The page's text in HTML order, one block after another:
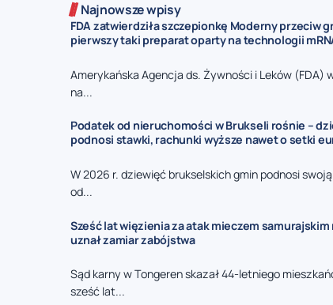
Najnowsze wpisy
FDA zatwierdziła szczepionkę Moderny przeciw
pierwszy taki preparat oparty na technologii
Amerykańska Agencja ds. Żywności i Leków (FDA)
na...
Podatek od nieruchomości w Brukseli rośnie –
podnosi stawki, rachunki wyższe nawet o setki
W 2026 r. dziewięć brukselskich gmin podnosi
od...
Sześć lat więzienia za atak mieczem samurajskim
uznał zamiar zabójstwa
Sąd karny w Tongeren skazał 44-letniego
sześć lat...